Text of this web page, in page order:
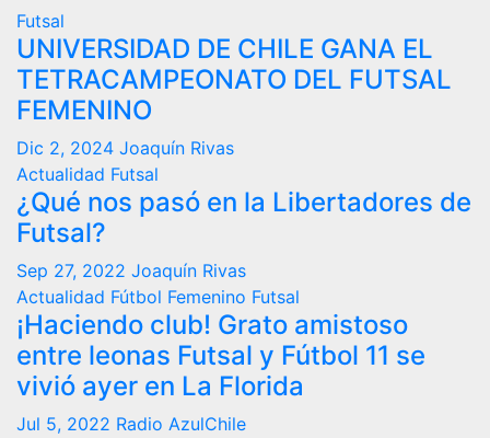
Futsal
UNIVERSIDAD DE CHILE GANA EL
TETRACAMPEONATO DEL FUTSAL
FEMENINO
Dic 2, 2024 Joaquín Rivas
Actualidad Futsal
¿Qué nos pasó en la Libertadores de
Futsal?
Sep 27, 2022 Joaquín Rivas
Actualidad Fútbol Femenino Futsal
¡Haciendo club! Grato amistoso
entre leonas Futsal y Fútbol 11 se
vivió ayer en La Florida
Jul 5, 2022 Radio AzulChile